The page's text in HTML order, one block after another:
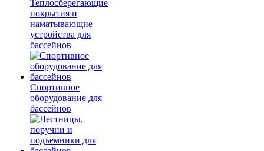
Теплосберегающие
покрытия и
наматывающие
устройства для
бассейнов
Спортивное
оборудование для
бассейнов